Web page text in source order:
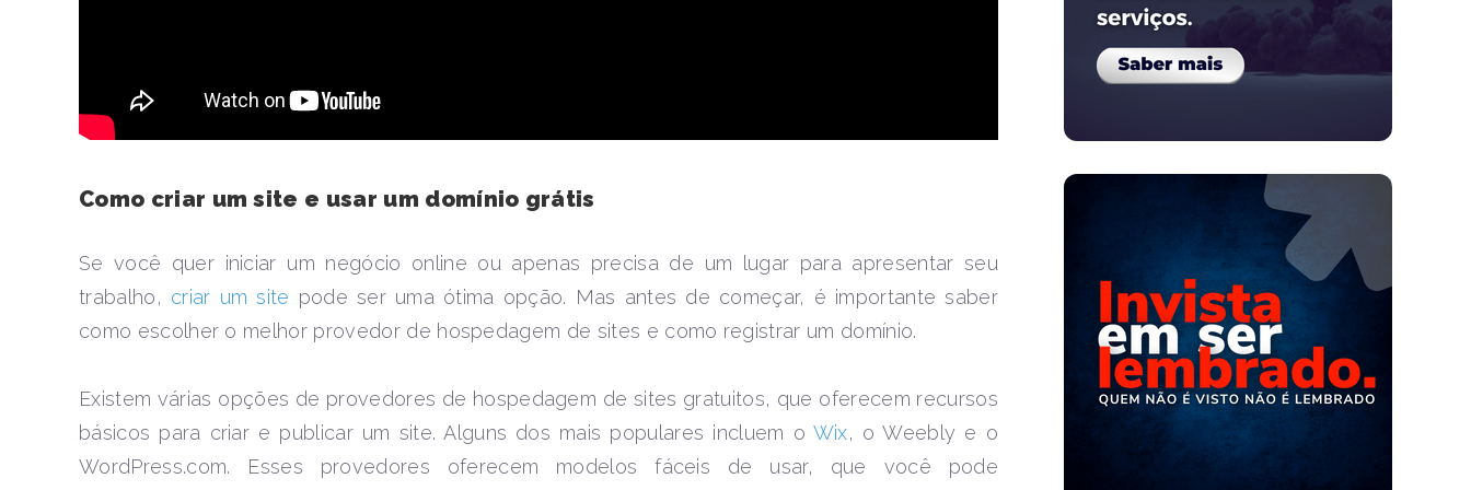
Como criar um site e usar um domínio grátis
Se você quer iniciar um negócio online ou apenas precisa de um lugar para apresentar seu
trabalho, criar um site pode ser uma ótima opção. Mas antes de começar, é importante saber
como escolher o melhor provedor de hospedagem de sites e como registrar um domínio.
Existem várias opções de provedores de hospedagem de sites gratuitos, que oferecem recursos
básicos para criar e publicar um site. Alguns dos mais populares incluem o Wix, o Weebly e o
WordPress.com. Esses provedores oferecem modelos fáceis de usar, que você pode